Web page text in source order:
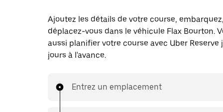
Ajoutez les détails de votre course,
déplacez-vous dans le véhicule Flax Bourton.
aussi planifier votre course avec Uber Reserve
jours à l'avance.
Entrez un emplacement